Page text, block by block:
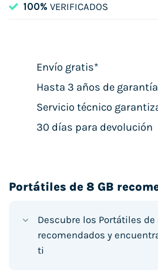
100% VERIFICADOS
Envío gratis*
Hasta 3 años de garantía
Servicio técnico
30 días para devolución
Portátiles de 8 GB
Descubre los Portátiles de
recomendados y
ti